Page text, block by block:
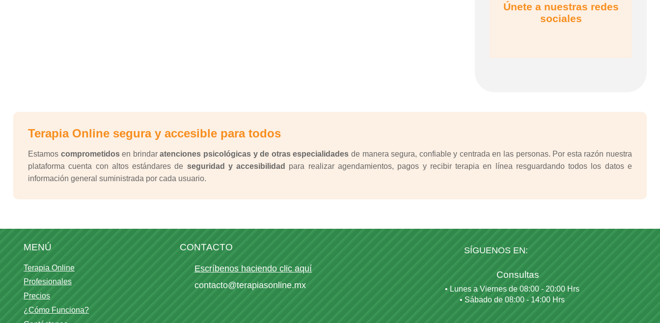
Únete a nuestras redes
sociales
Terapia Online segura y accesible para todos
Estamos comprometidosen brindaratenciones psicológicas y de otras especialidades de manera segura, confiable y centrada en las personas. Por esta razón nuestra
plataforma cuenta con altos estándares de seguridad y accesibilidad
para realizar agendamientos, pagos y recibir terapia en línea resguardando todos los datos e
información general suministrada por cada usuario.
MENÚ
Terapia Online
Profesionales
Precios
¿Cómo Funciona?
CONTACTO
Escríbenos haciendo clic aquí
contacto@terapiasonline.mx
SÍGUENOS EN:
Consultas
• Lunes a Viernes de 08:00 - 20:00 Hrs
• Sábado de 08:00 - 14:00 Hrs